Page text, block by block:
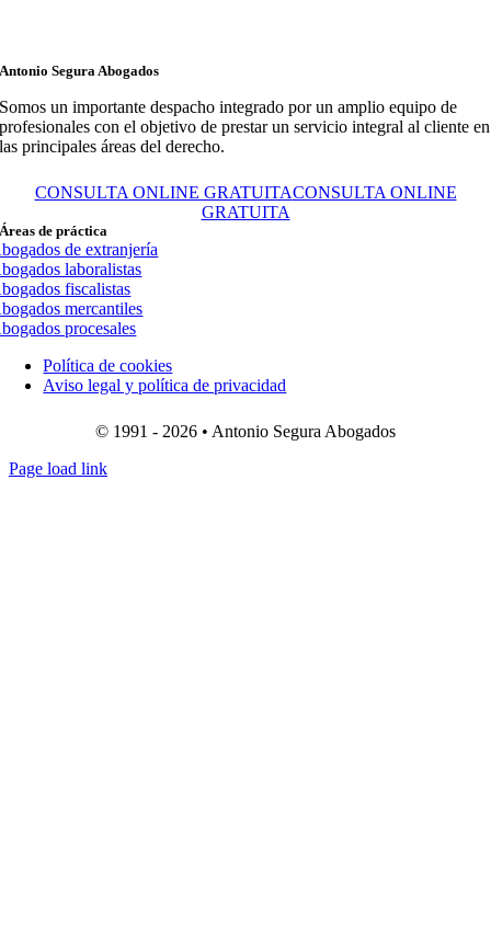
Antonio Segura Abogados
Somos un importante despacho integrado por un amplio equipo de
profesionales con el objetivo de prestar un servicio integral al cliente en
las principales áreas del derecho.
CONSULTA ONLINE GRATUITACONSULTA ONLINE
GRATUITA
Áreas de práctica
de extranjería
laboralistas
fiscalistas
mercantiles
procesales
Política de cookies
Aviso legal y política de privacidad
© 1991 - 2026 • Antonio Segura Abogados
Page load link